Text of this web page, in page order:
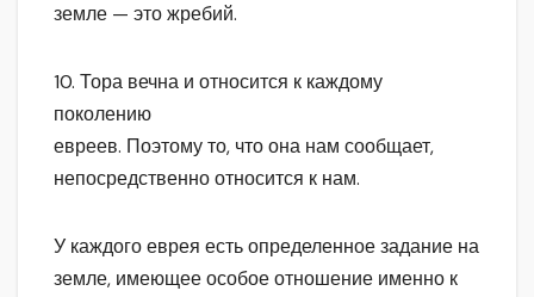
земле — это жребий.
10. Тора вечна и относится к каждому
поколению
евреев. Поэтому то, что она нам сообщает,
непосредственно относится к нам.
У каждого еврея есть определенное задание на
земле, имеющее особое отношение именно к